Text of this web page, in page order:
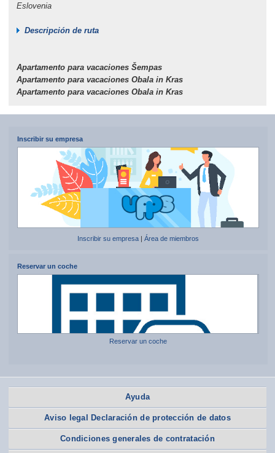
Eslovenia
Descripción de ruta
Apartamento para vacaciones Šempas
Apartamento para vacaciones Obala in Kras
Apartamento para vacaciones Obala in Kras
Inscribir su empresa
Inscribir su empresa| Área de miembros
Reservar un coche
Reservar un coche
Ayuda
Aviso legal Declaración de protección de datos
Condiciones generales de contratación